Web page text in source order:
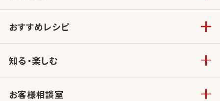
おすすめレシピ
知る・楽しむ
お客様相談室